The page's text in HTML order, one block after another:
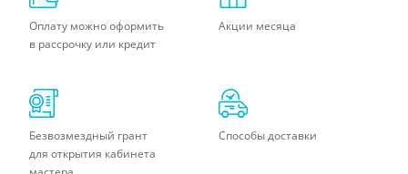
Оплату можно оформить
в рассрочку или кредит
Акции месяца
Безвозмездный грант
для открытия кабинета
Способы доставки